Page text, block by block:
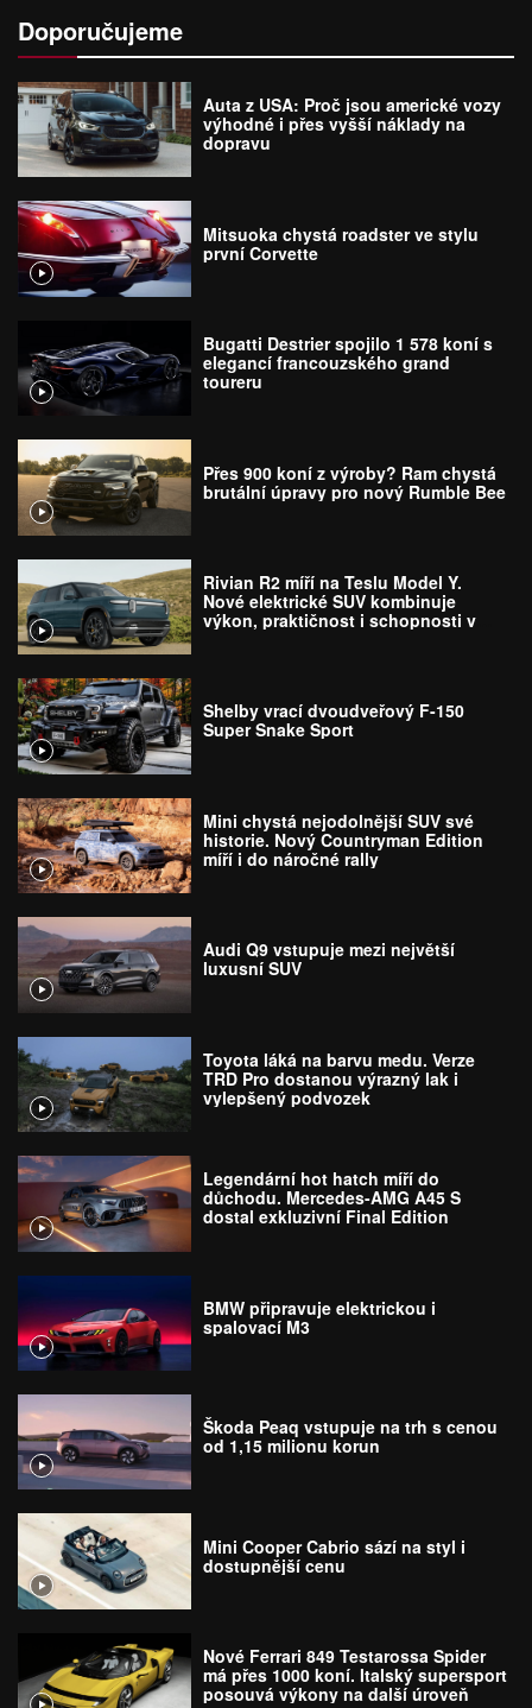
Doporučujeme
Auta z USA: Proč jsou americké vozy
výhodné i přes vyšší náklady na
dopravu
Mitsuoka chystá roadster ve stylu
první Corvette
Bugatti Destrier spojilo 1 578 koní s
elegancí francouzského grand
toureru
Přes 900 koní z výroby? Ram chystá
brutální úpravy pro nový Rumble Bee
Rivian R2 míří na Teslu Model Y.
Nové elektrické SUV kombinuje
výkon, praktičnost i schopnosti v
Shelby vrací dvoudveřový F-150
Super Snake Sport
Mini chystá nejodolnější SUV své
historie. Nový Countryman Edition
míří i do náročné rally
Audi Q9 vstupuje mezi největší
luxusní SUV
Toyota láká na barvu medu. Verze
TRD Pro dostanou výrazný lak i
vylepšený podvozek
Legendární hot hatch míří do
důchodu. Mercedes-AMG A45 S
dostal exkluzivní Final Edition
BMW připravuje elektrickou i
spalovací M3
Škoda Peaq vstupuje na trh s cenou
od 1,15 milionu korun
Mini Cooper Cabrio sází na styl i
dostupnější cenu
Nové Ferrari 849 Testarossa Spider
má přes 1000 koní. Italský supersport
posouvá výkony na další úroveň